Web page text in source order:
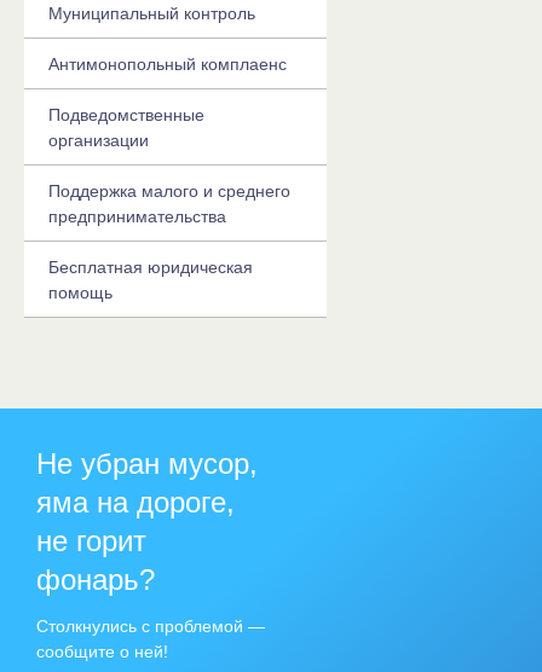
Муниципальный контроль
Антимонопольный комплаенс
Подведомственные
организации
Поддержка малого и среднего
предпринимательства
Бесплатная юридическая
помощь
Не убран мусор,
яма на дороге,
не горит
фонарь?
Столкнулись с проблемой —
сообщите о ней!